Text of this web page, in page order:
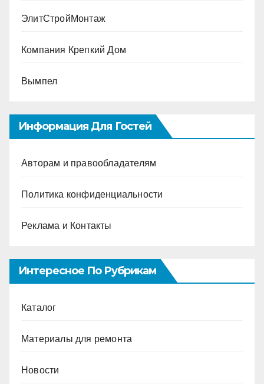
ЭлитСтройМонтаж
Компания Крепкий Дом
Вымпел
Информация Для Гостей
Авторам и правообладателям
Политика конфиденциальности
Реклама и Контакты
Интересное По Рубрикам
Каталог
Материалы для ремонта
Новости